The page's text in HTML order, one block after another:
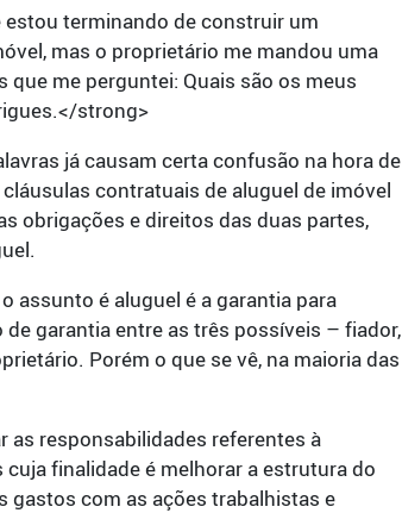
terminando de construir um
mas o proprietário me mandou uma
me perguntei: Quais são os meus
strong>
já causam certa confusão na hora de
contratuais de aluguel de imóvel
obrigações e direitos das duas partes,
assunto é aluguel é a garantia para
garantia entre as três possíveis – fiador,
Porém o que se vê, na maioria das
as responsabilidades referentes à
cuja finalidade é melhorar a estrutura do
gastos com as ações trabalhistas e